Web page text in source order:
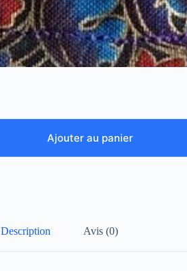
Ajouter au panier
Description Avis (0)